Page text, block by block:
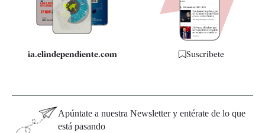
Especificaciones
ia.elindependiente.com Suscríbete
Apúntate a nuestra Newsletter y entérate de lo que
está pasando